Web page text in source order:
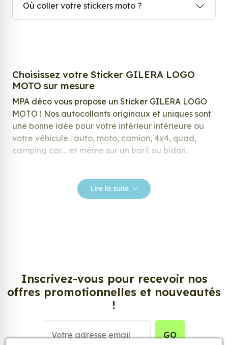
Où coller votre stickers moto ?
Choisissez votre Sticker GILERA LOGO
MOTO sur mesure
MPA déco vous propose un Sticker GILERA LOGO
MOTO ! Nos autocollants originaux et uniques sont
une bonne idée pour votre intérieur intérieure ou
votre véhicule : auto, moto, camion, 4x4, quad,
camping car… et même sur un baril ou bidon.
répondre à vos attentes, laissez vous inspirer parmi
notre large gamme de stickers.
d’adhésifs ou de vinyle, sont tendances et très
populaires pour décorer votre intérieur ou votre
Personnalisez la surface de votre choix avec nos
Lire la suite
Inscrivez-vous pour recevoir nos
offres promotionnelles et nouveautés
!
GO